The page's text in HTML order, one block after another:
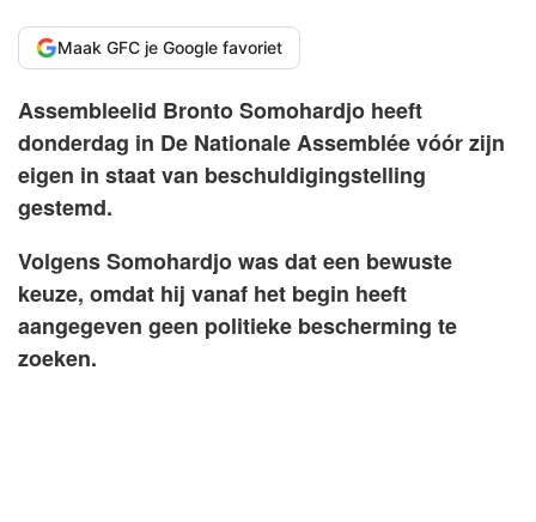
Maak GFC je Google favoriet
Assembleelid Bronto Somohardjo heeft
donderdag in De Nationale Assemblée vóór zijn
eigen in staat van beschuldigingstelling
gestemd.
Volgens Somohardjo was dat een bewuste
keuze, omdat hij vanaf het begin heeft
aangegeven geen politieke bescherming te
zoeken.